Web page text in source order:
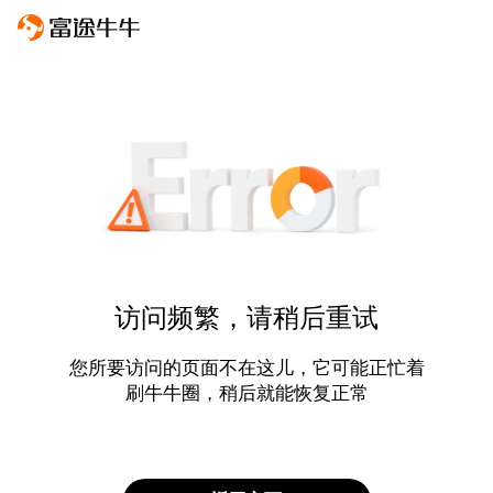
访问频繁，请稍后重试
您所要访问的页面不在这儿，它可能正忙着
刷牛牛圈，稍后就能恢复正常